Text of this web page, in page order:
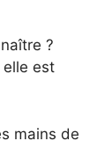
?
elle est
mains de